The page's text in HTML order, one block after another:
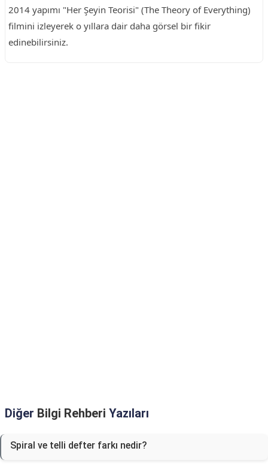
2014 yapımı "Her Şeyin Teorisi" (The Theory of Everything)
filmini izleyerek o yıllara dair daha görsel bir fikir
edinebilirsiniz.
Diğer Bilgi Rehberi Yazıları
Spiral ve telli defter farkı nedir?